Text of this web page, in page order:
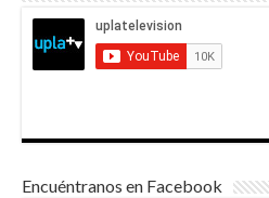
Encuéntranos en Facebook